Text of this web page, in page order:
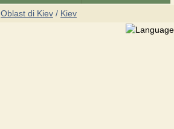
Oblast di Kiev / Kiev